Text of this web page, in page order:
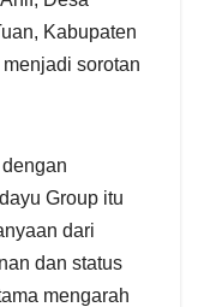
Kabupaten
sorotan
Group itu
dari
dan status
mengarah